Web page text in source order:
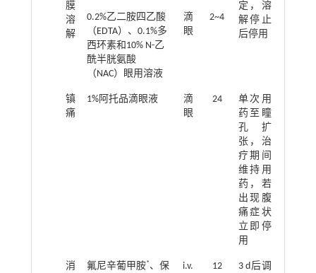
膜
溶
解
定，溶
解停止
后停用
0.2%乙二胺四乙酸
（EDTA）、0.1%多
西环素和10% N-乙
酰半胱氨酸
（NAC）眼用溶液
滴
眼
2~4
镇
痛
1%阿托品滴眼液
滴
眼
24
单次用
药至瞳
孔扩
张，治
疗期间
维持用
药，若
出现腹
痛症状
立即停
用
消
氟尼辛葡甲胺*、保
i.v.
12
3 d后调